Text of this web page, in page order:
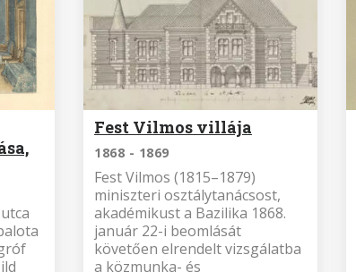
Fest Vilmos villája
1868 - 1869
Fest Vilmos (1815–1879)
miniszteri osztálytanácsost,
akadémikust a Bazilika 1868.
január 22-i beomlását
követően elrendelt vizsgálatba
a közmunka- és